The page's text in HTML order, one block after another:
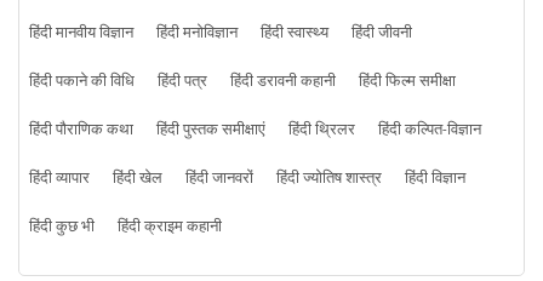
हिंदी मानवीय विज्ञान
हिंदी मनोविज्ञान हिंदी स्वास्थ्य
हिंदी जीवनी
हिंदी पकाने की विधि
हिंदी पत्र हिंदी डरावनी कहानी
हिंदी फिल्म समीक्षा
हिंदी पौराणिक कथा
हिंदी पुस्तक समीक्षाएं हिंदी थ्रिलर
हिंदी कल्पित-विज्ञान
हिंदी व्यापार
हिंदी खेल हिंदी जानवरों हिंदी ज्योतिष शास्त्र
हिंदी विज्ञान
हिंदी कुछ भी
हिंदी क्राइम कहानी